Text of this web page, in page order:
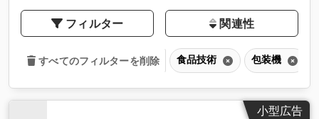
フィルター 関連性
すべてのフィルターを削除 食品技術 包装機
小型広告